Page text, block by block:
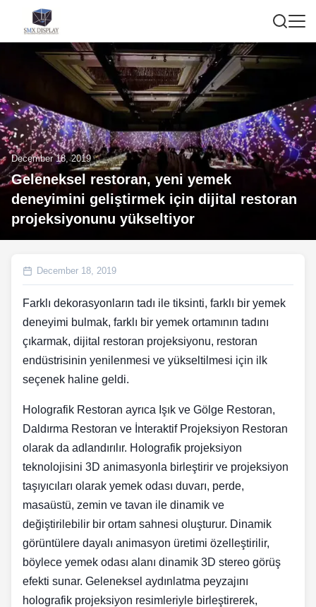
December 18, 2019
Geleneksel restoran, yeni yemek
deneyimini geliştirmek için dijital restoran
projeksiyonunu yükseltiyor
December 18, 2019
Farklı dekorasyonların tadı ile tiksinti, farklı bir yemek
deneyimi bulmak, farklı bir yemek ortamının tadını
çıkarmak, dijital restoran projeksiyonu, restoran
endüstrisinin yenilenmesi ve yükseltilmesi için ilk
seçenek haline geldi.
Holografik Restoran ayrıca Işık ve Gölge Restoran,
Daldırma Restoran ve İnteraktif Projeksiyon Restoran
olarak da adlandırılır. Holografik projeksiyon
teknolojisini 3D animasyonla birleştirir ve projeksiyon
taşıyıcıları olarak yemek odası duvarı, perde,
masaüstü, zemin ve tavan ile dinamik ve
değiştirilebilir bir ortam sahnesi oluşturur. Dinamik
görüntülere dayalı animasyon üretimi özelleştirilir,
böylece yemek odası alanı dinamik 3D stereo görüş
efekti sunar. Geleneksel aydınlatma peyzajını
holografik projeksiyon resimleriyle birleştirerek,